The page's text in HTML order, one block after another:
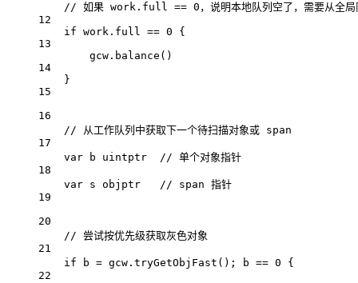
// 如果 work.full == 0，说明本地队列空了，需要从全局
12
if work.full == 0 {
13
gcw. balance ()
14
}
15
16
// 从工作队列中获取下一个待扫描对象或 span
17
var b uintptr
// 单个对象指针
18
var s objptr
// span 指针
19
20
// 尝试按优先级获取灰色对象
21
if b = gcw. tryGetObjFast (); b == 0 {
22